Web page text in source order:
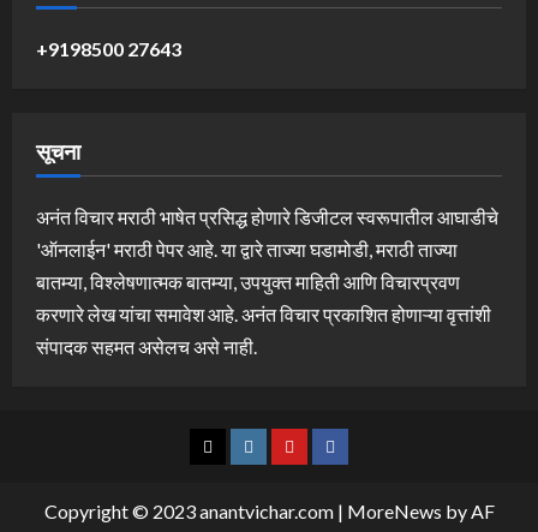
+9198500 27643
सूचना
अनंत विचार मराठी भाषेत प्रसिद्ध होणारे डिजीटल स्वरूपातील आघाडीचे
'ऑनलाईन' मराठी पेपर आहे. या द्वारे ताज्या घडामोडी, मराठी ताज्या
बातम्या, विश्लेषणात्मक बातम्या, उपयुक्त माहिती आणि विचारप्रवण
करणारे लेख यांचा समावेश आहे. अनंत विचार प्रकाशित होणाऱ्या वृत्तांशी
संपादक सहमत असेलच असे नाही.
TwitterInstagram
YouTubeFacebook
Copyright © 2023 anantvichar.com | MoreNews by AF